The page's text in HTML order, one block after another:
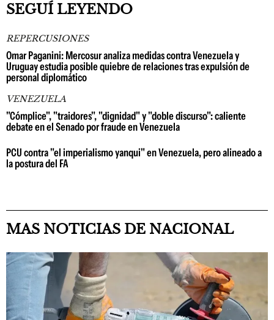
SEGUÍ LEYENDO
REPERCUSIONES
Omar Paganini: Mercosur analiza medidas contra Venezuela y
Uruguay estudia posible quiebre de relaciones tras expulsión de
personal diplomático
VENEZUELA
"Cómplice", "traidores", "dignidad" y "doble discurso": caliente
debate en el Senado por fraude en Venezuela
PCU contra "el imperialismo yanqui" en Venezuela, pero alineado a
la postura del FA
MAS NOTICIAS DE NACIONAL